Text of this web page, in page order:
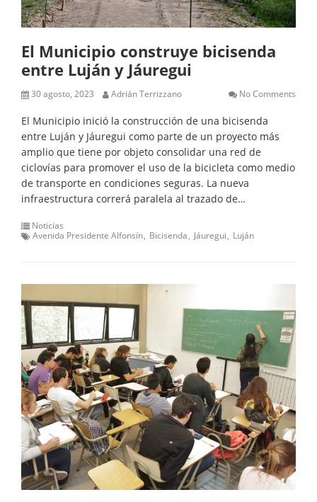
El Municipio construye bicisenda
entre Luján y Jáuregui
30 agosto, 2023 Adrián Terrizzano No Comments
El Municipio inició la construcción de una bicisenda
entre Luján y Jáuregui como parte de un proyecto más
amplio que tiene por objeto consolidar una red de
ciclovías para promover el uso de la bicicleta como medio
de transporte en condiciones seguras. La nueva
infraestructura correrá paralela al trazado de…
Noticias
Avenida Presidente Alfonsín Bicisenda Jáuregui Luján